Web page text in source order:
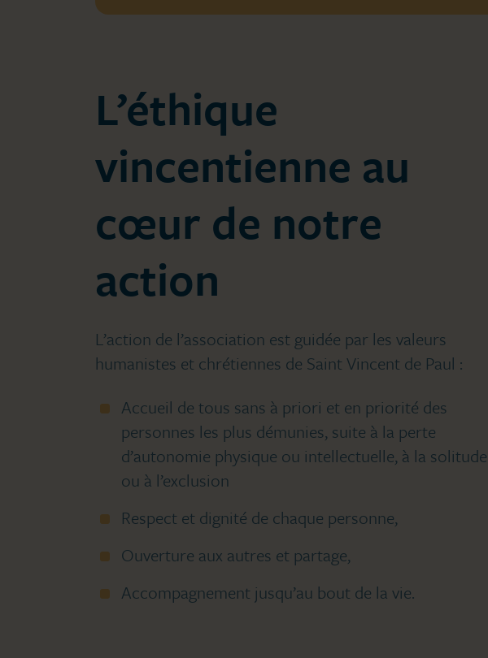
L’éthique
vincentienne au
cœur de notre
action
L’action de l’association est guidée par les valeurs
humanistes et chrétiennes de Saint Vincent de Paul :
Accueil de tous sans à priori et en priorité des
personnes les plus démunies, suite à la perte
d’autonomie physique ou intellectuelle, à la solitude
ou à l’exclusion
Respect et dignité de chaque personne,
Ouverture aux autres et partage,
Accompagnement jusqu’au bout de la vie.